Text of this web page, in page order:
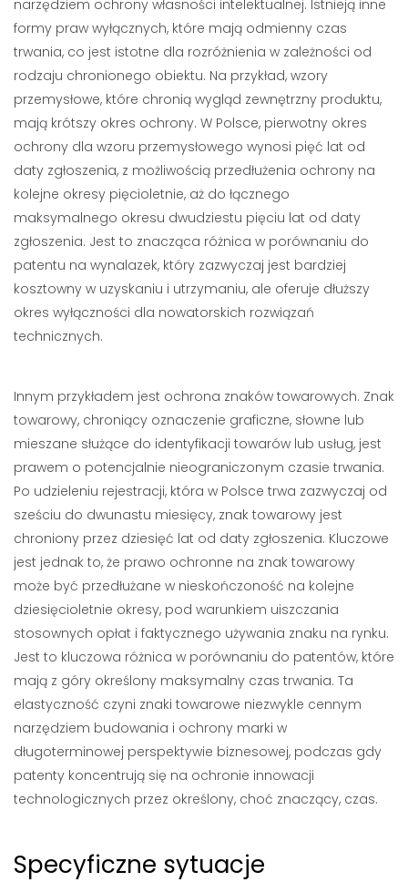
narzędziem ochrony własności intelektualnej. Istnieją inne
formy praw wyłącznych, które mają odmienny czas
trwania, co jest istotne dla rozróżnienia w zależności od
rodzaju chronionego obiektu. Na przykład, wzory
przemysłowe, które chronią wygląd zewnętrzny produktu,
mają krótszy okres ochrony. W Polsce, pierwotny okres
ochrony dla wzoru przemysłowego wynosi pięć lat od
daty zgłoszenia, z możliwością przedłużenia ochrony na
kolejne okresy pięcioletnie, aż do łącznego
maksymalnego okresu dwudziestu pięciu lat od daty
zgłoszenia. Jest to znacząca różnica w porównaniu do
patentu na wynalazek, który zazwyczaj jest bardziej
kosztowny w uzyskaniu i utrzymaniu, ale oferuje dłuższy
okres wyłączności dla nowatorskich rozwiązań
technicznych.
Innym przykładem jest ochrona znaków towarowych. Znak
towarowy, chroniący oznaczenie graficzne, słowne lub
mieszane służące do identyfikacji towarów lub usług, jest
prawem o potencjalnie nieograniczonym czasie trwania.
Po udzieleniu rejestracji, która w Polsce trwa zazwyczaj od
sześciu do dwunastu miesięcy, znak towarowy jest
chroniony przez dziesięć lat od daty zgłoszenia. Kluczowe
jest jednak to, że prawo ochronne na znak towarowy
może być przedłużane w nieskończoność na kolejne
dziesięcioletnie okresy, pod warunkiem uiszczania
stosownych opłat i faktycznego używania znaku na rynku.
Jest to kluczowa różnica w porównaniu do patentów, które
mają z góry określony maksymalny czas trwania. Ta
elastyczność czyni znaki towarowe niezwykle cennym
narzędziem budowania i ochrony marki w
długoterminowej perspektywie biznesowej, podczas gdy
patenty koncentrują się na ochronie innowacji
technologicznych przez określony, choć znaczący, czas.
Specyficzne sytuacje